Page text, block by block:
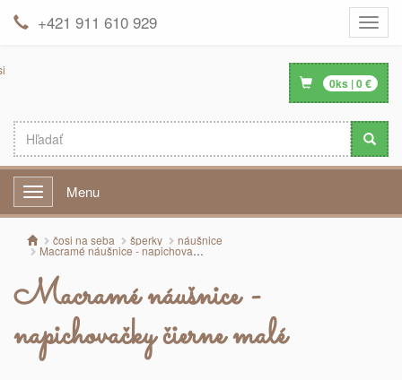
Toggle
+421 911 610 929
0ks |0€
Menu Menu
čosi na seba šperky náušnice
Macramé náušnice - napichovačky čierne malé
Macramé náušnice -
napichovačky čierne malé